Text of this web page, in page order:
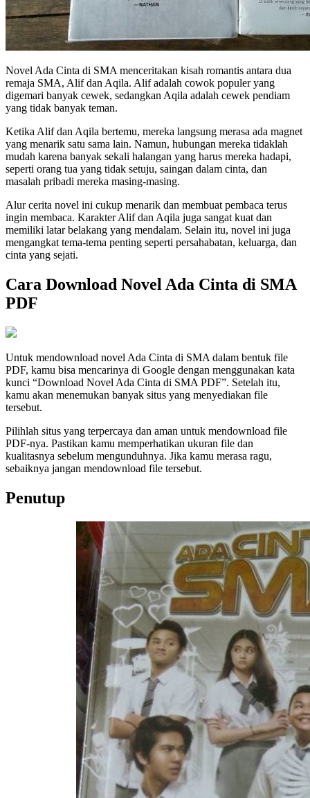
Novel Ada Cinta di SMA menceritakan kisah romantis antara dua
remaja SMA, Alif dan Aqila. Alif adalah cowok populer yang
digemari banyak cewek, sedangkan Aqila adalah cewek pendiam
yang tidak banyak teman.
Ketika Alif dan Aqila bertemu, mereka langsung merasa ada magnet
yang menarik satu sama lain. Namun, hubungan mereka tidaklah
mudah karena banyak sekali halangan yang harus mereka hadapi,
seperti orang tua yang tidak setuju, saingan dalam cinta, dan
masalah pribadi mereka masing-masing.
Alur cerita novel ini cukup menarik dan membuat pembaca terus
ingin membaca. Karakter Alif dan Aqila juga sangat kuat dan
memiliki latar belakang yang mendalam. Selain itu, novel ini juga
mengangkat tema-tema penting seperti persahabatan, keluarga, dan
cinta yang sejati.
Cara Download Novel Ada Cinta di SMA
PDF
Untuk mendownload novel Ada Cinta di SMA dalam bentuk file
PDF, kamu bisa mencarinya di Google dengan menggunakan kata
kunci “Download Novel Ada Cinta di SMA PDF”. Setelah itu,
kamu akan menemukan banyak situs yang menyediakan file
tersebut.
Pilihlah situs yang terpercaya dan aman untuk mendownload file
PDF-nya. Pastikan kamu memperhatikan ukuran file dan
kualitasnya sebelum mengunduhnya. Jika kamu merasa ragu,
sebaiknya jangan mendownload file tersebut.
Penutup